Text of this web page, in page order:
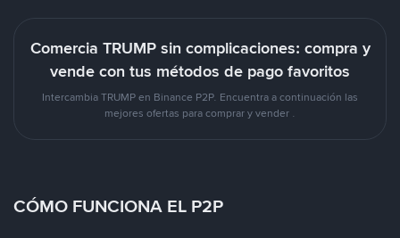
Comercia TRUMP sin complicaciones: compra y
vende con tus métodos de pago favoritos
Intercambia TRUMP en Binance P2P. Encuentra a continuación las
mejores ofertas para comprar y vender .
CÓMO FUNCIONA EL P2P